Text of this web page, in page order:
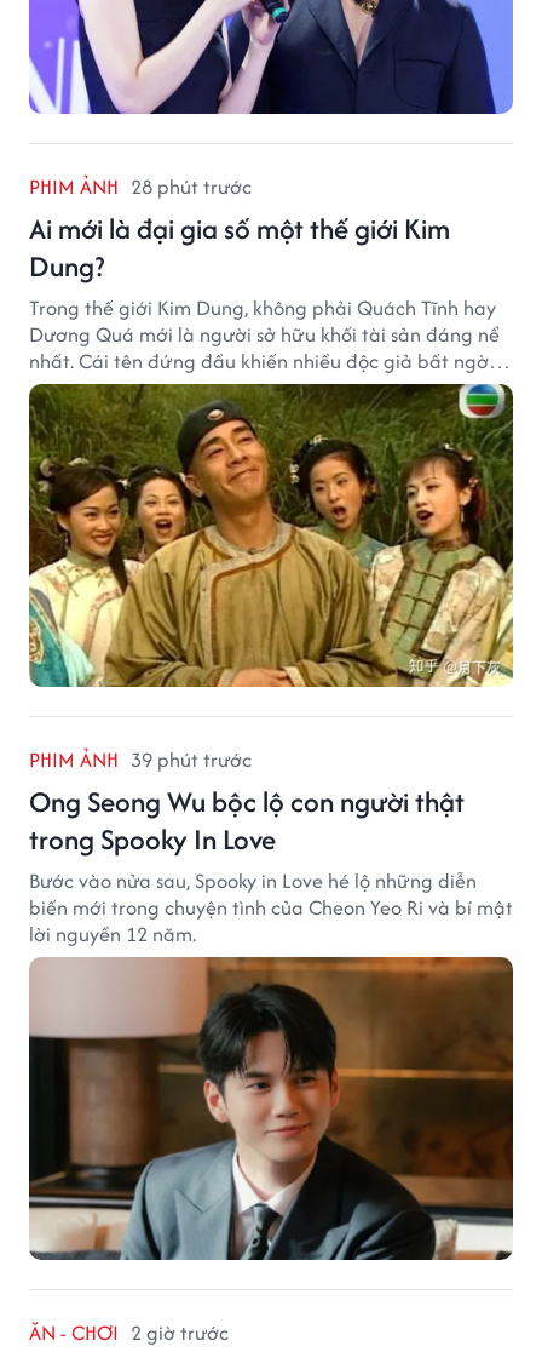
PHIM ẢNH 28 phút trước
Ai mới là đại gia số một thế giới Kim
Dung?
Trong thế giới Kim Dung, không phải Quách Tĩnh hay
Dương Quá mới là người sở hữu khối tài sản đáng nể
nhất. Cái tên đứng đầu khiến nhiều độc giả bất ngờ
bởi xuất thân của nhân vật này hoàn toàn không
giống một đại hiệp.
PHIM ẢNH 39 phút trước
Ong Seong Wu bộc lộ con người thật
trong Spooky In Love
Bước vào nửa sau, Spooky in Love hé lộ những diễn
biến mới trong chuyện tình của Cheon Yeo Ri và bí mật
lời nguyền 12 năm.
ĂN - CHƠI 2 giờ trước